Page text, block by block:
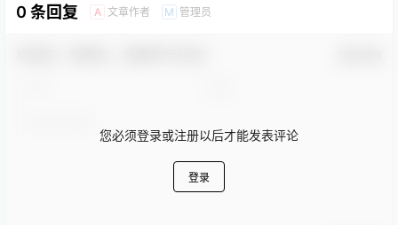
0 条回复 A 文章作者 M 管理员
您必须登录或注册以后才能发表评论
登录